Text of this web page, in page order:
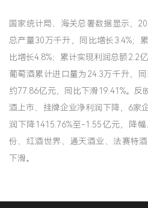
国家统计局、海关总署数据显示，
总产量30万千升，同比增长3.4%；
比增长4.8%；累计实现利润总额2.2
葡萄酒累计进口量为24.3万千升，
约77.86亿元，同比下滑19.41%。
酒上市、挂牌企业净利润下降，6家
润下降1415.76%至-1.55亿元，降
份、红酒世界、通天酒业、法赛特
下滑。